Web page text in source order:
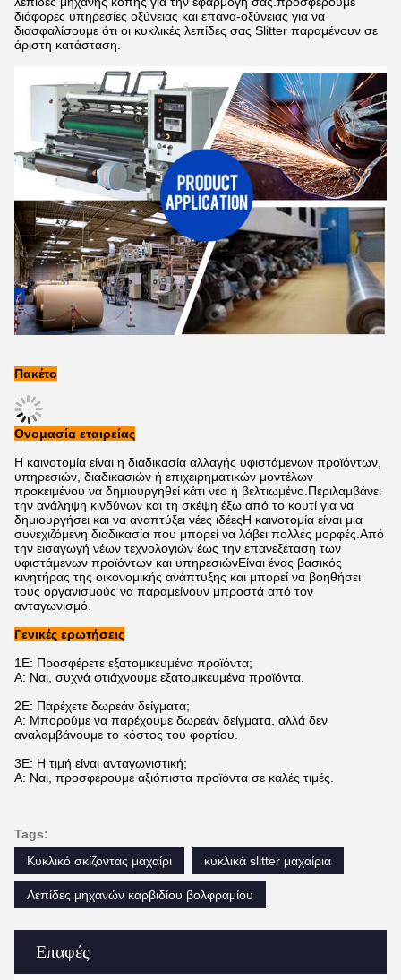
Επαφές
διάφορες υπηρεσίες οξύνειας και επανα-οξύνειας για να
διασφαλίσουμε ότι οι κυκλικές λεπίδες σας Slitter παραμένουν σε
άριστη κατάσταση.
Πακέτο
Ονομασία εταιρείας
Η καινοτομία είναι η διαδικασία αλλαγής υφιστάμενων προϊόντων,
υπηρεσιών, διαδικασιών ή επιχειρηματικών μοντέλων
προκειμένου να δημιουργηθεί κάτι νέο ή βελτιωμένο.Περιλαμβάνει
την ανάληψη κινδύνων και τη σκέψη έξω από το κουτί για να
δημιουργήσει και να αναπτύξει νέες ιδέεςΗ καινοτομία είναι μια
συνεχιζόμενη διαδικασία που μπορεί να λάβει πολλές μορφές.Από
την εισαγωγή νέων τεχνολογιών έως την επανεξέταση των
υφιστάμενων προϊόντων και υπηρεσιώνΕίναι ένας βασικός
κινητήρας της οικονομικής ανάπτυξης και μπορεί να βοηθήσει
τους οργανισμούς να παραμείνουν μπροστά από τον
ανταγωνισμό.
Γενικές ερωτήσεις
1Ε: Προσφέρετε εξατομικευμένα προϊόντα;
Α: Ναι, συχνά φτιάχνουμε εξατομικευμένα προϊόντα.
2Ε: Παρέχετε δωρεάν δείγματα;
Α: Μπορούμε να παρέχουμε δωρεάν δείγματα, αλλά δεν
αναλαμβάνουμε το κόστος του φορτίου.
3Ε: Η τιμή είναι ανταγωνιστική;
Α: Ναι, προσφέρουμε αξιόπιστα προϊόντα σε καλές τιμές.
Tags:
Κυκλικό σκίζοντας μαχαίρι
κυκλικά slitter μαχαίρια
Λεπίδες μηχανών καρβιδίου βολφραμίου